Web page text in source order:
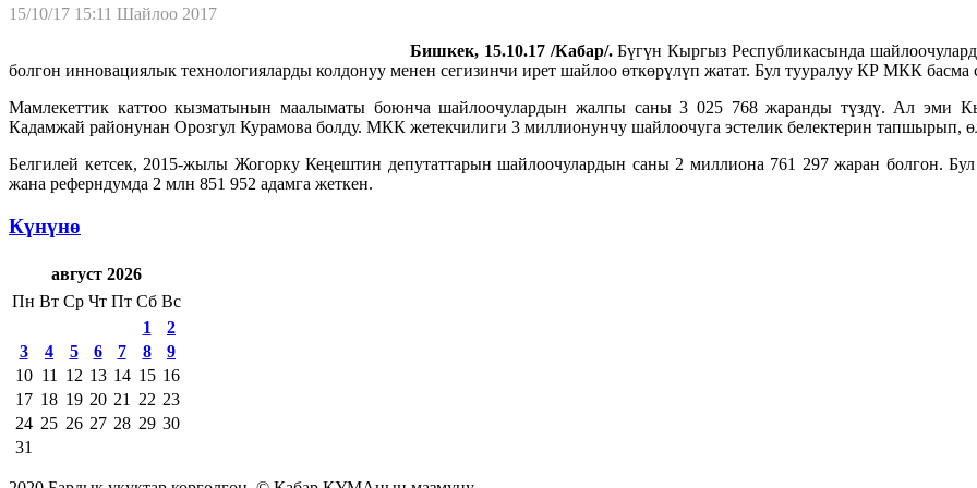
15/10/17 15:11 Шайлоо 2017
Бишкек, 15.10.17 /Кабар/.Бүгүн Кыргыз Республикасында
болгон инновациялык технологияларды колдонуу менен сегизинчи ирет шайлоо өткөрүлүп жатат. Бул тууралуу КР МКК басма
Мамлекеттик каттоо кызматынын маалыматы боюнча шайлоочулардын жалпы саны 3 025 768 жаранды түздү. Ал эми
Кадамжай районунан Орозгул Курамова болду. МКК жетекчилиги 3 миллионунчу шайлоочуга эстелик белектерин тапшырып,
Белгилей кетсек, 2015-жылы Жогорку Кеңештин депутаттарын шайлоочулардын саны 2 миллиона 761 297 жаран болгон.
жана реферндумда 2 млн 851 952 адамга жеткен.
Күнүнө
август 2026
Пн Вт Ср Чт Пт Сб Вс
1
2
3
4 5 6 7 8
9
10 11 12 13 14 15 16
17 18 19 20 21 22 23
24 25 26 27 28 29 30
31